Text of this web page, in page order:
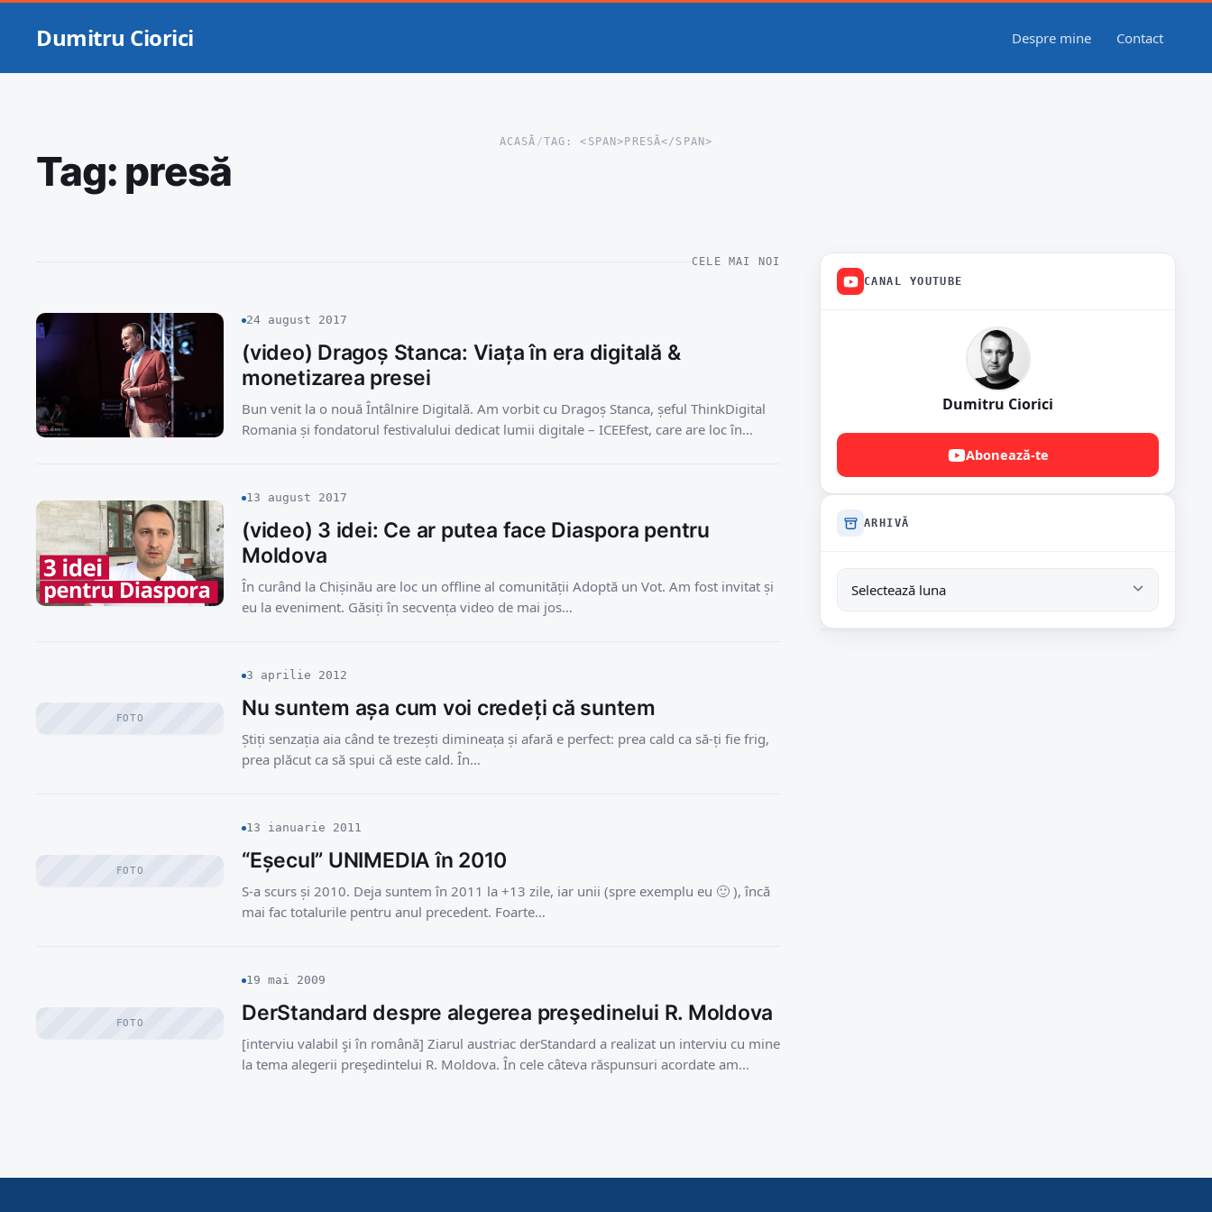
Dumitru Ciorici Despre mine Contact
ACASĂ /TAG: <SPAN>PRESĂ</SPAN>
Tag: presă
CELE MAI NOI
24 august 2017
(video) Dragoș Stanca: Viața în era digitală &
monetizarea presei
Bun venit la o nouă Întâlnire Digitală. Am vorbit cu Dragoș Stanca, șeful ThinkDigital
Romania și fondatorul festivalului dedicat lumii digitale – ICEEfest, care are loc în…
13 august 2017
(video) 3 idei: Ce ar putea face Diaspora pentru
Moldova
În curând la Chișinău are loc un offline al comunității Adoptă un Vot. Am fost invitat și
eu la eveniment. Găsiți în secvența video de mai jos…
FOTO
3 aprilie 2012
Nu suntem așa cum voi credeți că suntem
Știți senzația aia când te trezești dimineața și afară e perfect: prea cald ca să-ți fie frig,
prea plăcut ca să spui că este cald. În…
FOTO
13 ianuarie 2011
“Eșecul” UNIMEDIA în 2010
S-a scurs și 2010. Deja suntem în 2011 la +13 zile, iar unii (spre exemplu eu 🙂 ), încă
mai fac totalurile pentru anul precedent. Foarte…
FOTO
19 mai 2009
DerStandard despre alegerea preşedinelui R. Moldova
[interviu valabil şi în română] Ziarul austriac derStandard a realizat un interviu cu mine
la tema alegerii preşedintelui R. Moldova. În cele câteva răspunsuri acordate am…
CANAL YOUTUBE
Dumitru Ciorici
Abonează-te
ARHIVĂ